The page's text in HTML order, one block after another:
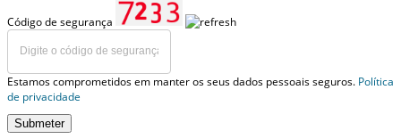
Código de segurança
Estamos comprometidos em manter os seus dados pessoais seguros. Política
de privacidade
Submeter